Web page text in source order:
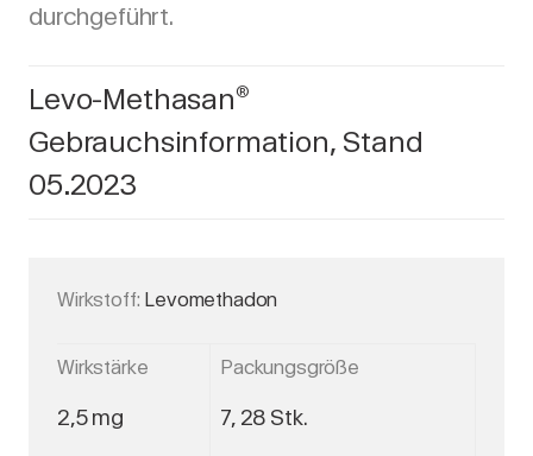
durchgeführt.
Levo-Methasan ®
Gebrauchsinformation, Stand
05.2023
Wirkstoff: Levomethadon
Wirkstärke Packungsgröße
2,5 mg 7, 28 Stk.